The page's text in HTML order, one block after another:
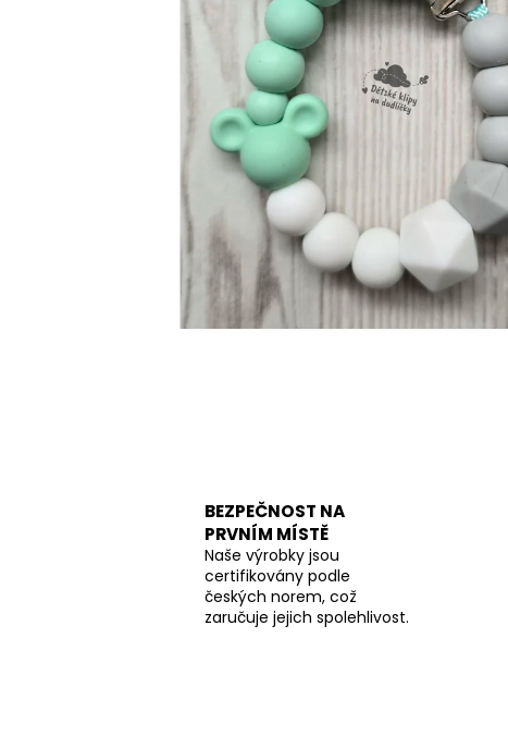
BEZPEČNOST NA
PRVNÍM MÍSTĚ
Naše výrobky jsou
certifikovány podle
českých norem, což
zaručuje jejich spolehlivost.